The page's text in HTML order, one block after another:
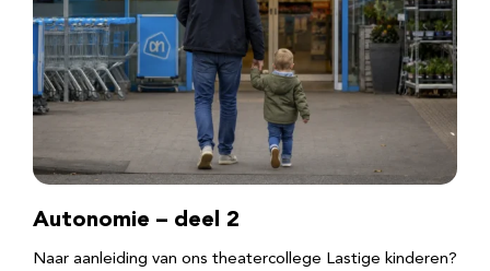
Autonomie – deel 2
Naar aanleiding van ons theatercollege Lastige kinderen?